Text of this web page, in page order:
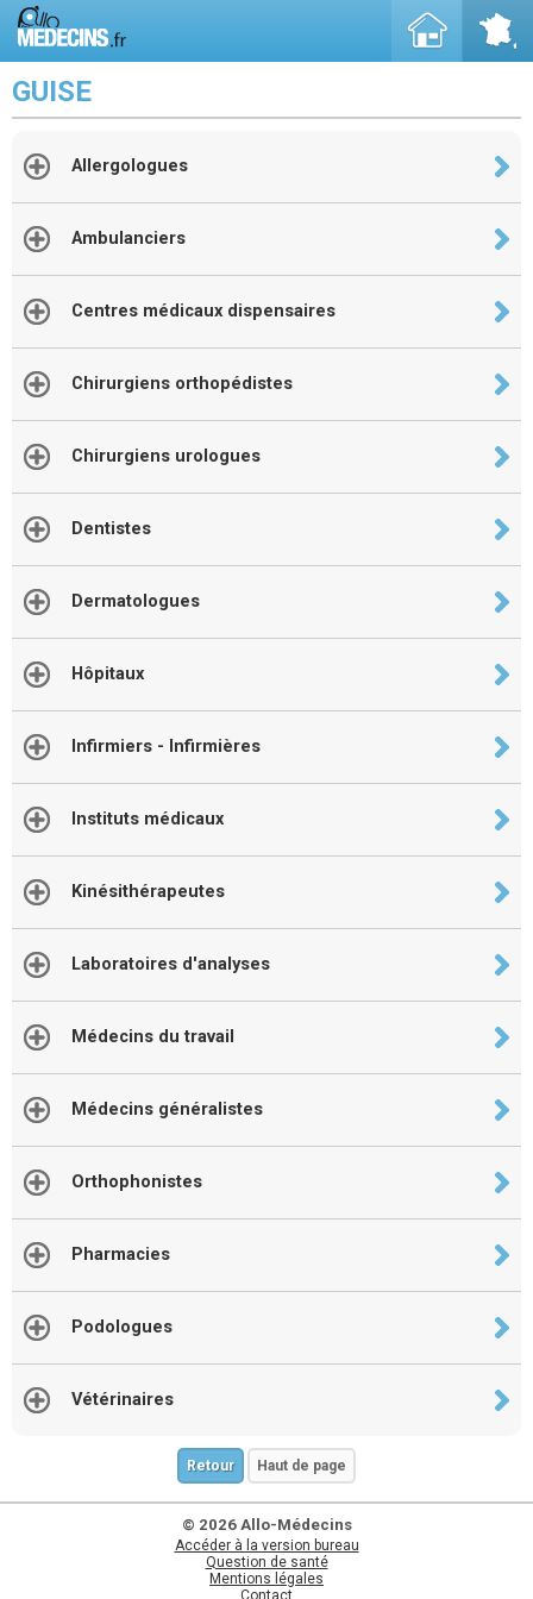
GUISE
Allergologues
Ambulanciers
Centres médicaux dispensaires
Chirurgiens orthopédistes
Chirurgiens urologues
Dentistes
Dermatologues
Hôpitaux
Infirmiers - Infirmières
Instituts médicaux
Kinésithérapeutes
Laboratoires d'analyses
Médecins du travail
Médecins généralistes
Orthophonistes
Pharmacies
Podologues
Vétérinaires
Retour Haut de page
© 2026 Allo-Médecins
Accéder à la version bureau
Question de santé
Mentions légales
Contact